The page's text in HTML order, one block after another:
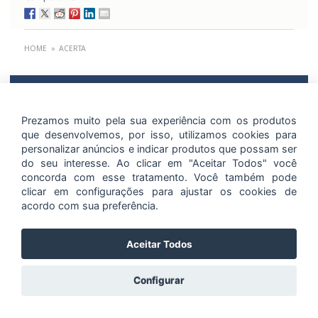
HOME » ACERTA
tornou a primeira entidade representativa do comércio lojista. Mais de 50 anos
de bons serviços prestados ao comércio, transformando dados em soluções.
•
Política de Proteção de Dados
•Portal do Titular de Dados
•Canal de Denúncias
(C) Copyright 2026 CDLRio.
Inovação e soluções para o seu negócio
Prezamos muito pela sua experiência com os produtos
que desenvolvemos, por isso, utilizamos cookies para
personalizar anúncios e indicar produtos que possam ser
do seu interesse. Ao clicar em "Aceitar Todos" você
concorda com esse tratamento. Você também pode
clicar em configurações para ajustar os cookies de
acordo com sua preferência.
Aceitar Todos
Configurar